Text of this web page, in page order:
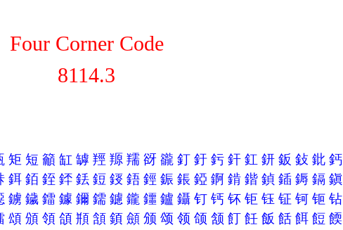
Four Corner Code
8114.3
矩 短籲缸罅羥羱羺谺豅釘釪釫釬釭鈃鈑鈙鈚鈣
鉺銆銍銔銩鋀鋄鋙鋞鋠鋹錏錒錹鍇鍞鍤鎒鎘鎭
鐪鐬鐳鐻鑈鑐鑢鑨鑩鑪鑷钉钙钚钜钰钲钶钷钻
頌頒領頜頩頷顉顩颁颂领颌颔飣飪飯餂餌餖餪